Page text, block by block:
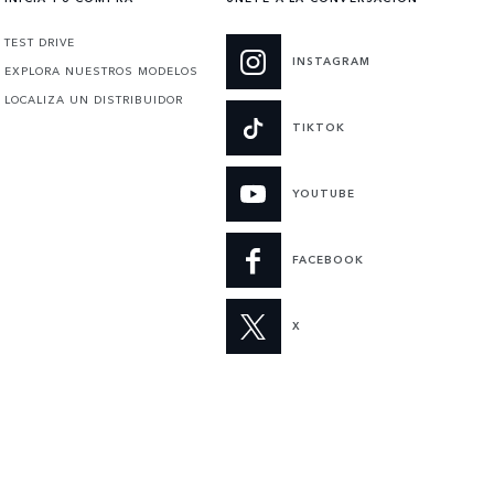
TEST DRIVE
EXPLORA NUESTROS MODELOS
LOCALIZA UN DISTRIBUIDOR
INSTAGRAM
TIKTOK
YOUTUBE
FACEBOOK
X